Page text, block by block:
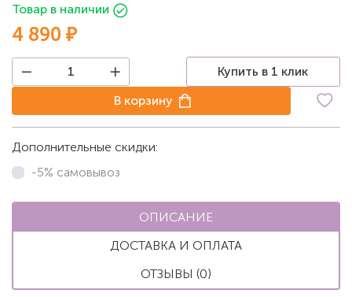
Товар в наличии
4 890 ₽
Купить в 1 клик
В корзину
Дополнительные скидки:
-5% самовывоз
ОПИСАНИЕ
ДОСТАВКА И ОПЛАТА
ОТЗЫВЫ (0)